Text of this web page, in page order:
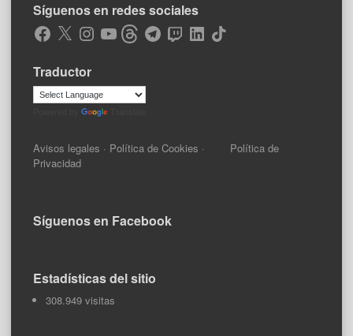
Síguenos en redes sociales
Facebook
X Instagram
YouTubeThreadsTelegramTwitchLinkedIn
TikTok
Traductor
Avisos legales · Política de Cookies · Política de
Privacidad
Síguenos en Facebook
Estadísticas del sitio
308.949 visitas